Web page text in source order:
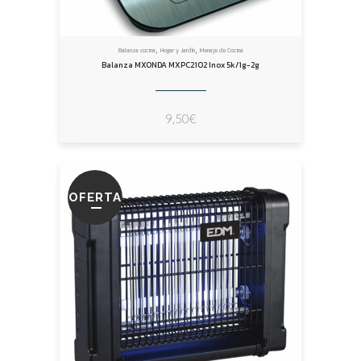
Balanza cocina, Hogar y Jardín, Menaje de Cocina
Balanza MXONDA MXPC2102 Inox 5k/1g-2g
9,50€
OFERTA